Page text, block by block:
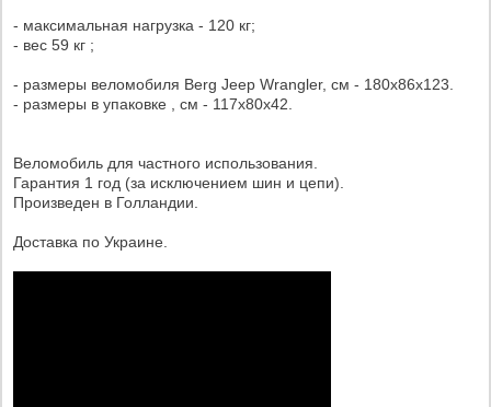
- максимальная нагрузка - 120 кг;
- вес 59 кг ;
- размеры веломобиля Berg Jeep Wrangler, см - 180x86x123.
- размеры в упаковке , см - 117x80x42.
Веломобиль для частного использования.
Гарантия 1 год (за исключением шин и цепи).
Произведен в Голландии.
Доставка по Украине.